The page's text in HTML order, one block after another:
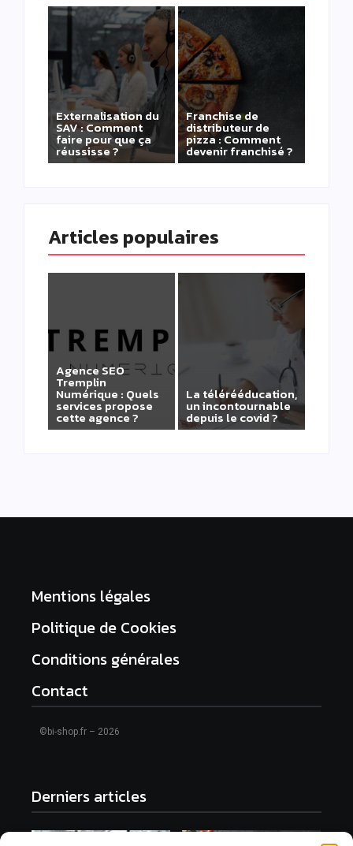
Externalisation du
SAV : Comment
faire pour que ça
réussisse ?
Franchise de
distributeur de
pizza : Comment
devenir franchisé ?
Articles populaires
Agence SEO
Tremplin
Numérique : Quels
services propose
cette agence ?
La télérééducation,
un incontournable
depuis le covid ?
Mentions légales
Politique de Cookies
Conditions générales
Contact
©bi-shop.fr – 2026
Derniers articles